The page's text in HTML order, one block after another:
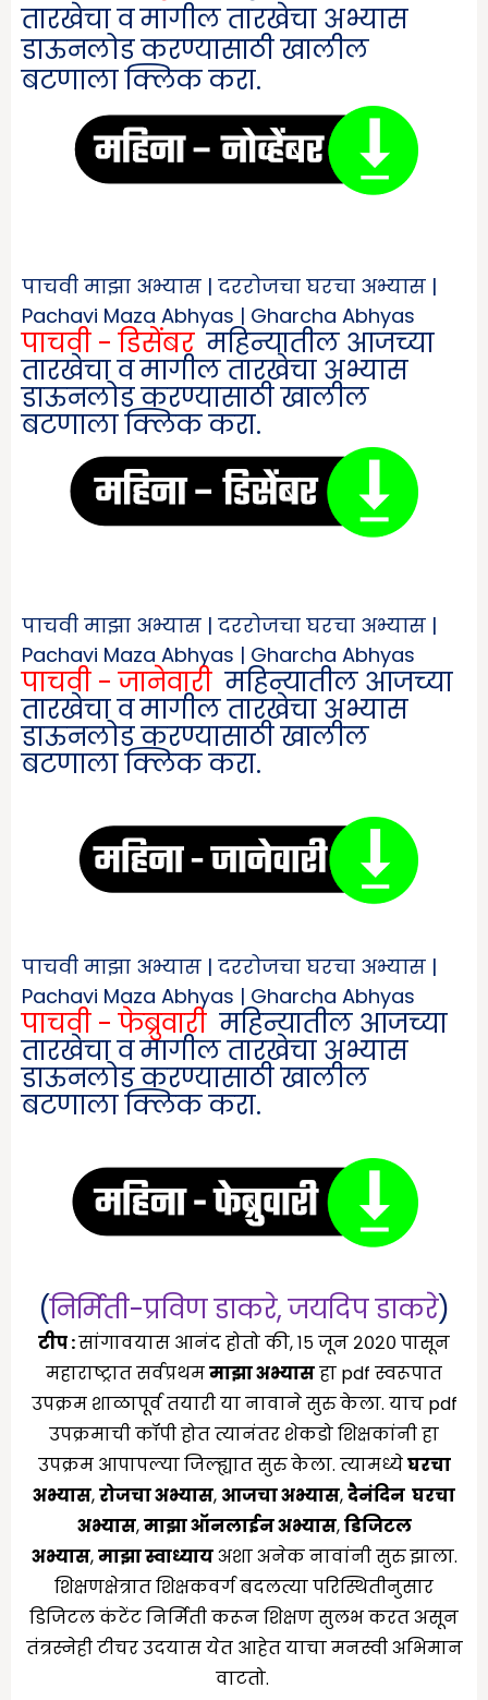
तारखेचा व मागील तारखेचा अभ्यास
डाऊनलोड करण्यासाठी खालील
बटणाला क्लिक करा.
पाचवी माझा अभ्यास | दररोजचा घरचा अभ्यास |
Pachavi Maza Abhyas | Gharcha Abhyas
पाचवी - डिसेंबर महिन्यातील आजच्या
तारखेचा व मागील तारखेचा अभ्यास
डाऊनलोड करण्यासाठी खालील
बटणाला क्लिक करा.
पाचवी माझा अभ्यास | दररोजचा घरचा अभ्यास |
Pachavi Maza Abhyas | Gharcha Abhyas
पाचवी - जानेवारी महिन्यातील आजच्या
तारखेचा व मागील तारखेचा अभ्यास
डाऊनलोड करण्यासाठी खालील
बटणाला क्लिक करा.
पाचवी माझा अभ्यास | दररोजचा घरचा अभ्यास |
Pachavi Maza Abhyas | Gharcha Abhyas
पाचवी - फेब्रुवारी महिन्यातील आजच्या
तारखेचा व मागील तारखेचा अभ्यास
डाऊनलोड करण्यासाठी खालील
बटणाला क्लिक करा.
(निर्मिती-प्रविण डाकरे,जयदिप डाकरे)
टीप :सांगावयास आनंद होतो की, १५ जून २०२० पासून
महाराष्ट्रात सर्वप्रथममाझा अभ्यासहा pdf स्वरूपात
उपक्रम शाळापूर्व तयारी या नावाने सुरु केला. याच pdf
उपक्रमाची कॉपी होत त्यानंतर शेकडो शिक्षकांनी हा
उपक्रम आपापल्या जिल्ह्यात सुरु केला. त्यामध्येघरचा
अभ्यास,रोजचा अभ्यास, आजचा अभ्यास,दैनंदिन घरचा
अभ्यास,माझा ऑनलाईन अभ्यास,डिजिटल
अभ्यास,माझा स्वाध्यायअशा अनेक नावांनी सुरु झाला.
शिक्षणक्षेत्रात शिक्षकवर्ग बदलत्या परिस्थितीनुसार
डिजिटल कंटेंट निर्मिती करून शिक्षण सुलभ करत असून
तंत्रस्नेही टीचर उदयास येत आहेत याचा मनस्वी अभिमान
वाटतो.